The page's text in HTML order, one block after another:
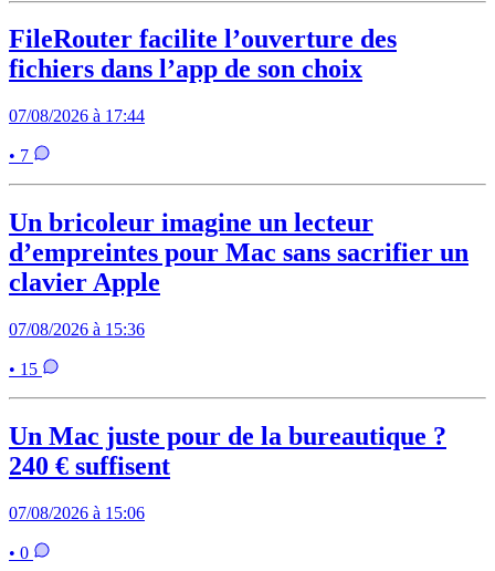
FileRouter facilite l’ouverture des
fichiers dans l’app de son choix
07/08/2026 à 17:44
• 7
Un bricoleur imagine un lecteur
d’empreintes pour Mac sans sacrifier un
clavier Apple
07/08/2026 à 15:36
• 15
Un Mac juste pour de la bureautique ?
240 € suffisent
07/08/2026 à 15:06
• 0